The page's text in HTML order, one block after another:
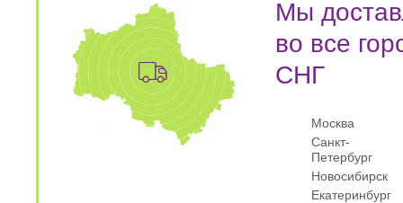
Мы
во все
СНГ
Москва
Санкт-
Петербург
Новосибирск
Екатеринбург